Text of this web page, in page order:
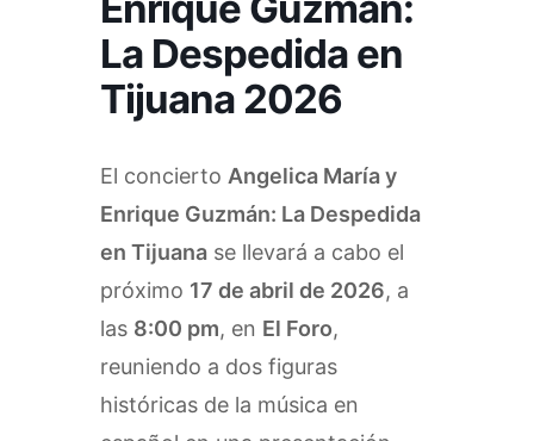
La Despedida en
Tijuana 2026
El concierto Angelica María y
Enrique Guzmán: La Despedida
en Tijuana se llevará a cabo el
próximo 17 de abril de 2026, a
las 8:00 pm, en El Foro,
reuniendo a dos figuras
históricas de la música en